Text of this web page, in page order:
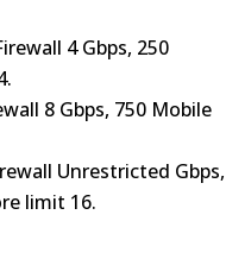
4 Gbps, 250
8 Gbps, 750 Mobile
Unrestricted Gbps,
limit 16.